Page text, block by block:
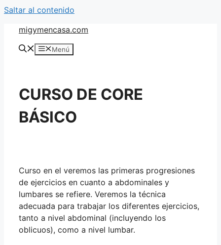
Saltar al contenido
migymencasa.com
Menú
CURSO DE CORE
BÁSICO
Curso en el veremos las primeras progresiones
de ejercicios en cuanto a abdominales y
lumbares se refiere. Veremos la técnica
adecuada para trabajar los diferentes ejercicios,
tanto a nivel abdominal (incluyendo los
oblicuos), como a nivel lumbar.